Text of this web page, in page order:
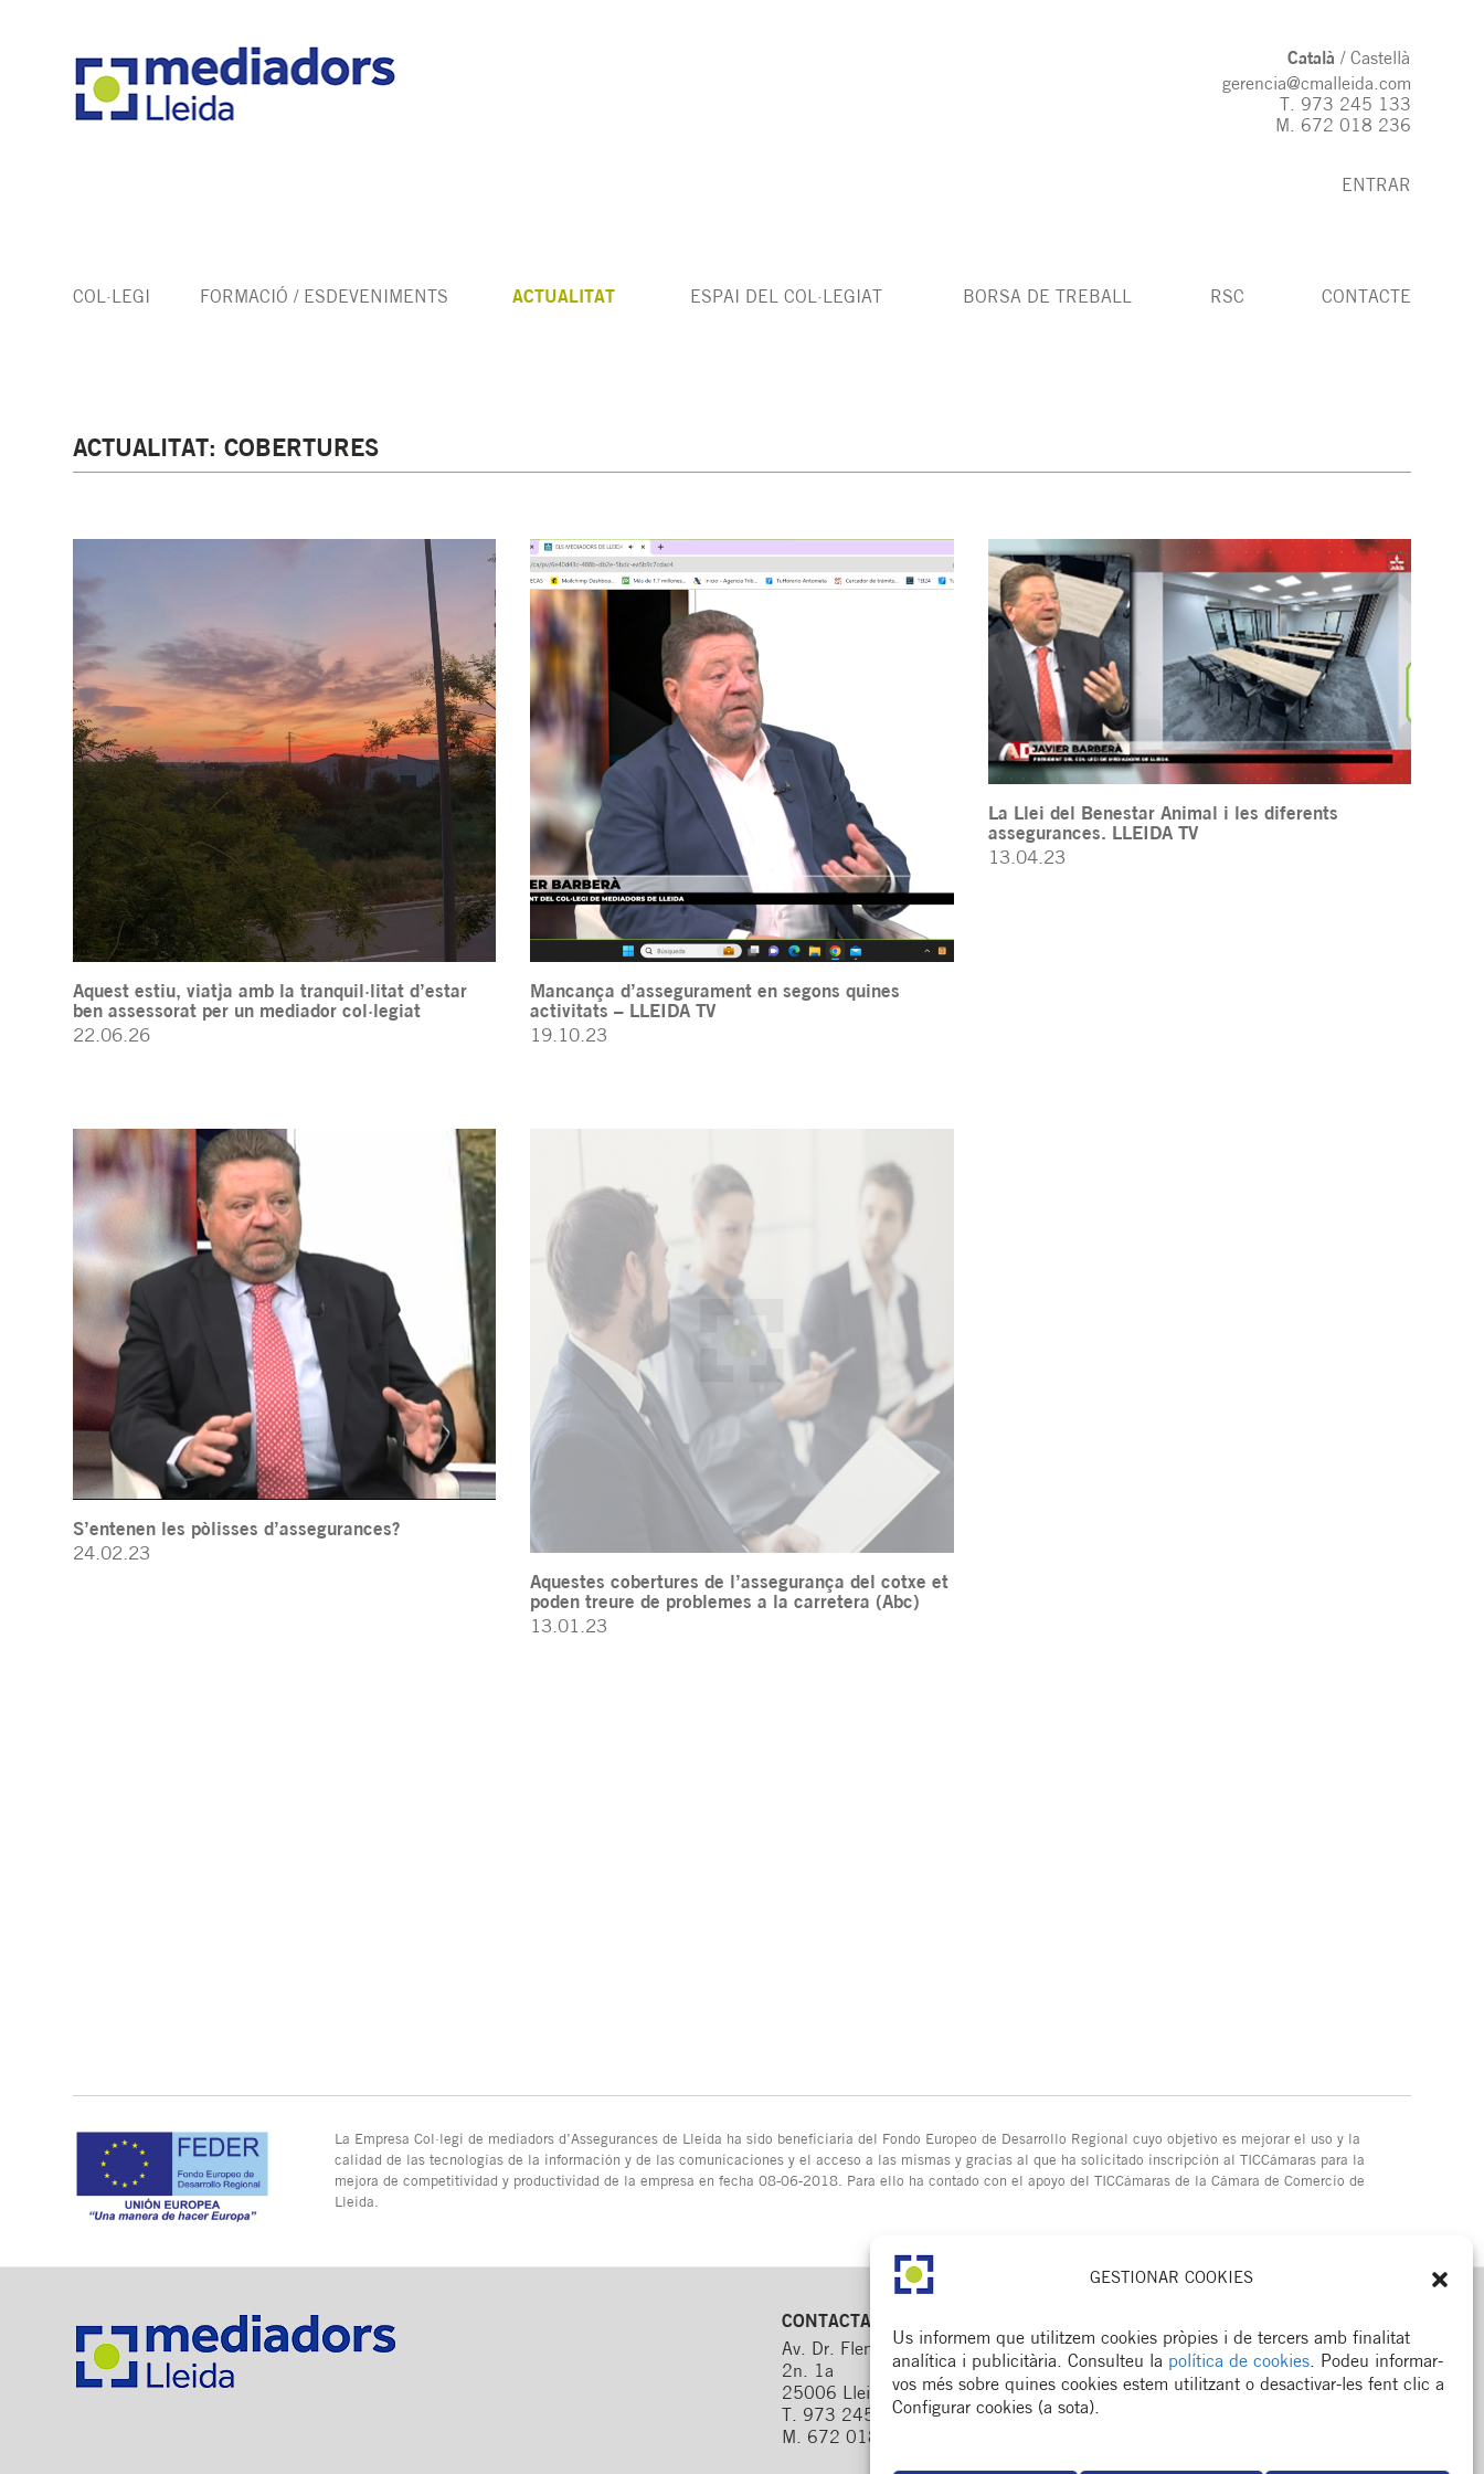
GESTIONAR COOKIES
Us informem que utilitzem cookies pròpies i de tercers amb finalitat
analítica i publicitària. Consulteu la política de cookies. Podeu informar-
vos més sobre quines cookies estem utilitzant o desactivar-les fent clic a
Configurar cookies (a sota).
Català
Castellà
gerencia@cmalleida.com
T. 973 245 133
M. 672 018 236
ENTRAR
COL·LEGI FORMACIÓ / ESDEVENIMENTS ACTUALITAT ESPAI DEL COL·LEGIAT BORSA DE TREBALL RSC CONTACTE
ACTUALITAT: COBERTURES
Aquest estiu, viatja amb la tranquil·litat d’estar
ben assessorat per un mediador col·legiat
22.06.26
Mancança d’assegurament en segons quines
activitats – LLEIDA TV
19.10.23
La Llei del Benestar Animal i les diferents
assegurances. LLEIDA TV
13.04.23
S’entenen les pòlisses d’assegurances?
24.02.23
Aquestes cobertures de l’assegurança del cotxe et
poden treure de problemes a la carretera (Abc)
13.01.23
La Empresa Col·legi de mediadors d’Assegurances de Lleida ha sido beneficiaria del Fondo Europeo de Desarrollo Regional cuyo objetivo es mejorar el uso y la
calidad de las tecnologías de la información y de las comunicaciones y el acceso a las mismas y gracias al que ha solicitado inscripción al TICCámaras para la
mejora de competitividad y productividad de la empresa en fecha 08-06-2018. Para ello ha contado con el apoyo del TICCámaras de la Cámara de Comercio de
Lleida.
CONTACTA
Av. Dr. Fleming, 15,
2n. 1a
25006 Lleida
T. 973 245 133
M. 672 018 236
Col·legi
Formació / esdeveniments
Actualitat